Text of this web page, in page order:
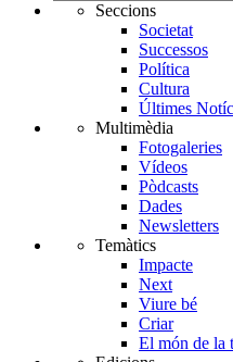
Seccions
Societat
Successos
Política
Cultura
Últimes
Multimèdia
Fotogaleries
Vídeos
Pòdcasts
Dades
Newsletters
Temàtics
Impacte
Next
Viure bé
Criar
El món de la